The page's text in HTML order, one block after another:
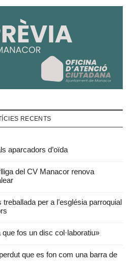
RECENTS
aparcadors d’oïda
del CV Manacor renova
treballada per a l’església parroquial
fos un disc col·laboratiu»
que es fon com una barra de